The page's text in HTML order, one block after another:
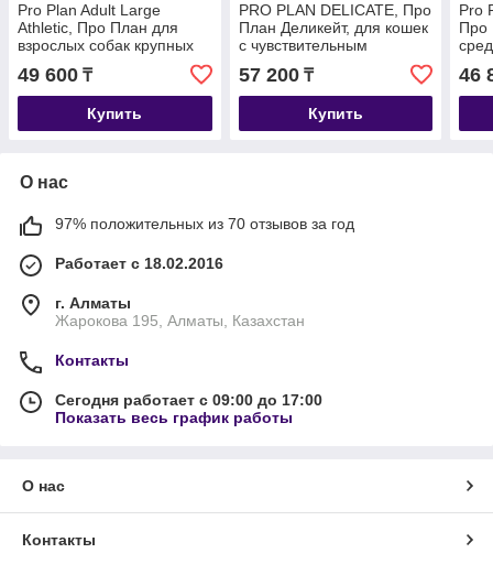
Pro Plan Adult Large
Athletic, Про План для
взрослых собак крупных
пород с курицей и рисом,
уп. 14кг.
49 600 ₸
Купить
PRO PLAN DELICATE, Про
План Деликейт, для кошек
с чувствительным
пищеварением, уп. 10 кг.
57 200₸
Купить
Pro
Про
46
О нас
97% положительных из 70 отзывов за год
Работает с 18.02.2016
г. Алматы
Жарокова 195, Алматы, Казахстан
Контакты
Сегодня работает с 09:00 до 17:00
Показать весь график работы
О нас
Контакты